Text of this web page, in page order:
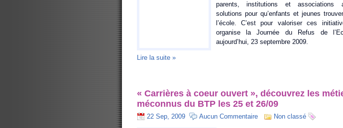
parents, institutions et associations
solutions pour qu’enfants et jeunes
l’école. C’est pour valoriser ces
organise la Journée du Refus de
aujourd’hui, 23 septembre 2009.
Lire la suite »
« Carrières à coeur ouvert », découvrez les
méconnus du BTP les 25 et 26/09
22 Sep, 2009 Aucun Commentaire Non classé